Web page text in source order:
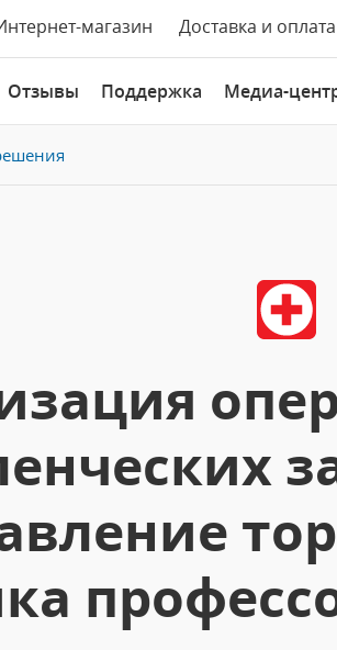
магазин Доставка и оплата
Отзывы Поддержка Медиа-